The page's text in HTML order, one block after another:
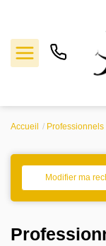
Location
Accueil Professionnels
Modifier ma